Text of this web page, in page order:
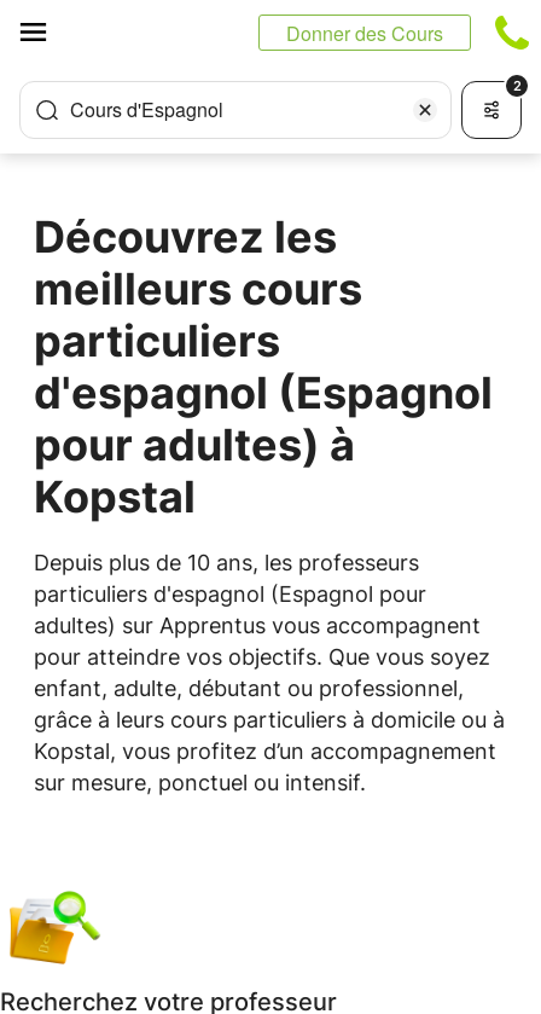
Donner des Cours
Cours d'Espagnol
2
Découvrez les
meilleurs cours
particuliers
d'espagnol (Espagnol
pour adultes) à
Kopstal
Depuis plus de 10 ans, les professeurs
particuliers d'espagnol (Espagnol pour
adultes) sur Apprentus vous accompagnent
pour atteindre vos objectifs. Que vous soyez
enfant, adulte, débutant ou professionnel,
grâce à leurs cours particuliers à domicile ou à
Kopstal, vous profitez d’un accompagnement
sur mesure, ponctuel ou intensif.
Recherchez votre professeur